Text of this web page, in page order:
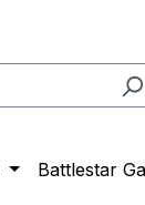
Battlestar